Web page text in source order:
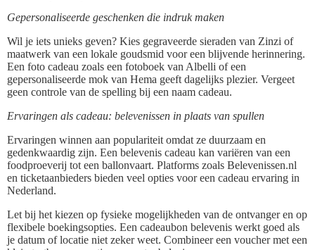
Gepersonaliseerde geschenken die indruk maken
Wil je iets unieks geven? Kies gegraveerde sieraden van Zinzi of
maatwerk van een lokale goudsmid voor een blijvende herinnering.
Een foto cadeau zoals een fotoboek van Albelli of een
gepersonaliseerde mok van Hema geeft dagelijks plezier. Vergeet
geen controle van de spelling bij een naam cadeau.
Ervaringen als cadeau: belevenissen in plaats van spullen
Ervaringen winnen aan populariteit omdat ze duurzaam en
gedenkwaardig zijn. Een belevenis cadeau kan variëren van een
foodproeverij tot een ballonvaart. Platforms zoals Belevenissen.nl
en ticketaanbieders bieden veel opties voor een cadeau ervaring in
Nederland.
Let bij het kiezen op fysieke mogelijkheden van de ontvanger en op
flexibele boekingsopties. Een cadeaubon belevenis werkt goed als
je datum of locatie niet zeker weet. Combineer een voucher met een